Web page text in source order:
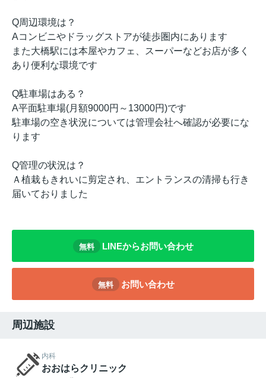
Q周辺環境は？
Aコンビニやドラッグストアが徒歩圏内にあります
また大橋駅には本屋やカフェ、スーパーなどお店が多く
あり便利な環境です
Q駐車場はある？
A平面駐車場(月額9000円～13000円)です
駐車場の空き状況については管理会社へ確認が必要にな
ります
Q管理の状況は？
Ａ植栽もきれいに剪定され、エントランスの清掃も行き
届いておりました
無料 LINEからお問い合わせ
無料 お問い合わせ
周辺施設
内科
おおはらクリニック